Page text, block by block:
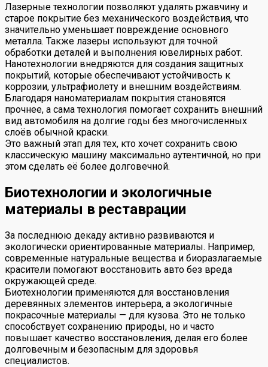
Лазерные технологии позволяют удалять ржавчину и
старое покрытие без механического воздействия, что
значительно уменьшает повреждение основного
металла. Также лазеры используют для точной
обработки деталей и выполнения ювелирных работ.
Нанотехнологии внедряются для создания защитных
покрытий, которые обеспечивают устойчивость к
коррозии, ультрафиолету и внешним воздействиям.
Благодаря наноматериалам покрытия становятся
прочнее, а сама технология помогает сохранить внешний
вид автомобиля на долгие годы без многочисленных
слоёв обычной краски.
Это важный этап для тех, кто хочет сохранить свою
классическую машину максимально аутентичной, но при
этом сделать её более долговечной.
Биотехнологии и экологичные
материалы в реставрации
За последнюю декаду активно развиваются и
экологически ориентированные материалы. Например,
современные натуральные вещества и биоразлагаемые
красители помогают восстановить авто без вреда
окружающей среде.
Биотехнологии применяются для восстановления
деревянных элементов интерьера, а экологичные
покрасочные материалы — для кузова. Это не только
способствует сохранению природы, но и часто
повышает качество восстановления, делая его более
долговечным и безопасным для здоровья
специалистов.